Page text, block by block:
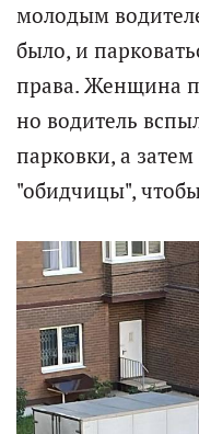
молодым
было, и
права. Женщина
но водитель
парковки, а затем
"обидчицы",